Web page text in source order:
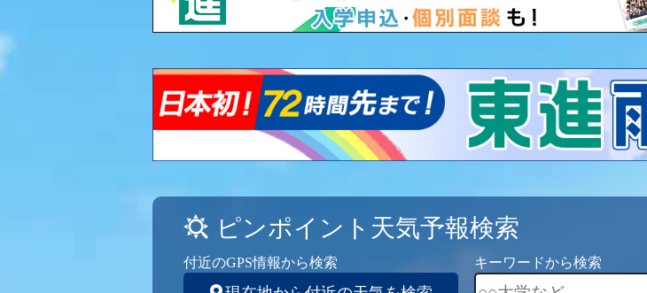
ピンポイント天気予報検索
付近のGPS情報から検索 キーワードから検索